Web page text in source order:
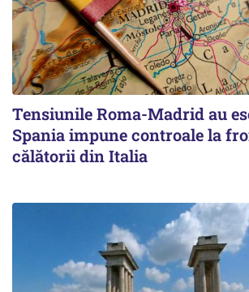
Tensiunile Roma-Madrid au
Spania impune controale la
călătorii din Italia